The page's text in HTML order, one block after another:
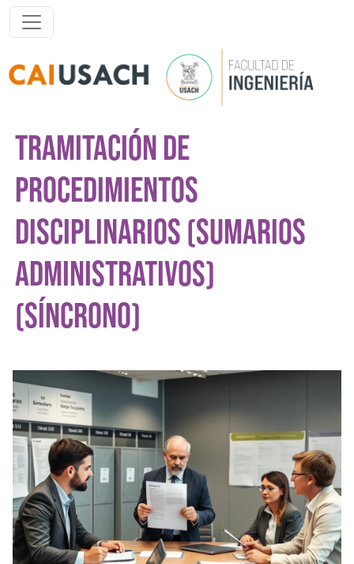
Pasar al contenido principal
TRAMITACIÓN DE
PROCEDIMIENTOS
DISCIPLINARIOS (SUMARIOS
ADMINISTRATIVOS)
(SÍNCRONO)
Imagen del curso